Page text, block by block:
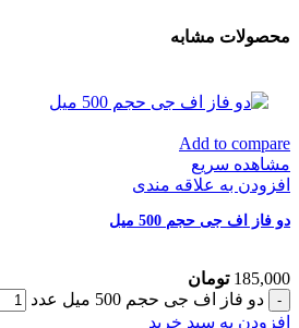
محصولات مشابه
Add to compare
مشاهده سریع
افزودن به علاقه مندی
دو فاز اف جی حجم 500 میل
185,000 تومان
دو فاز اف جی حجم 500 میل عدد
افزودن به سبد خرید